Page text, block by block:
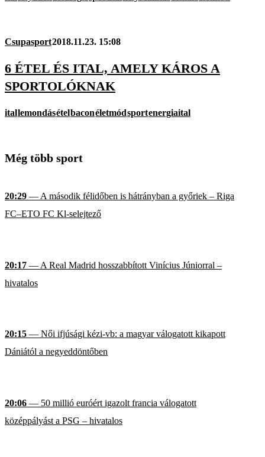
Csupasport2018.11.23. 15:08
6 ÉTEL ÉS ITAL, AMELY KÁROS A
SPORTOLÓKNAK
itallemondásételbaconéletmódsportenergiaital
Még több sport
20:29 — A második félidőben is hátrányban a győriek – Riga
FC–ETO FC Kl-selejtező
20:17 — A Real Madrid hosszabbított Vinícius Júniorral –
hivatalos
20:15 — Női ifjúsági kézi-vb: a magyar válogatott kikapott
Dániától a negyeddöntőben
20:06 — 50 millió euróért igazolt francia válogatott
középpályást a PSG – hivatalos